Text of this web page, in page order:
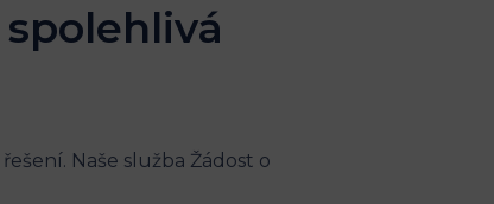
⁢Naše služba Žádost ⁣o